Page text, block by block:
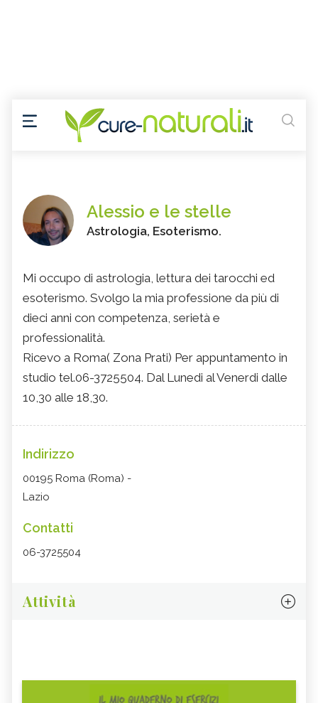
Alessio e le stelle
Astrologia, Esoterismo.
Mi occupo di astrologia, lettura dei tarocchi ed
esoterismo. Svolgo la mia professione da più di
dieci anni con competenza, serietà e
professionalità.
Ricevo a Roma( Zona Prati) Per appuntamento in
studio tel.06-3725504. Dal Lunedi al Venerdi dalle
10,30 alle 18,30.
Indirizzo
00195 Roma (Roma) -
Lazio
Contatti
06-3725504
Attività